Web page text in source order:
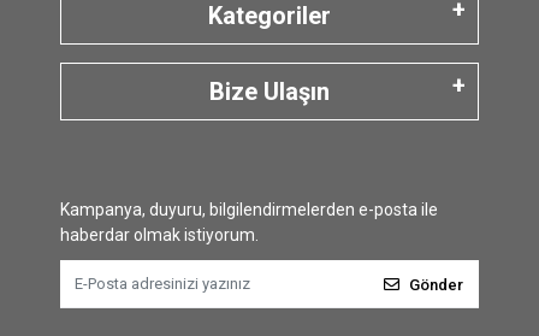
Kategoriler
Bize Ulaşın
Kampanya, duyuru, bilgilendirmelerden e-posta ile
haberdar olmak istiyorum.
Gönder